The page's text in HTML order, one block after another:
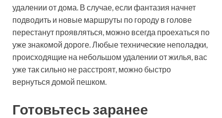
удалении от дома. В случае, если фантазия начнет
подводить и новые маршруты по городу в голове
перестанут проявляться, можно всегда проехаться по
уже знакомой дороге. Любые технические неполадки,
происходящие на небольшом удалении от жилья, вас
уже так сильно не расстроят, можно быстро
вернуться домой пешком.
Готовьтесь заранее